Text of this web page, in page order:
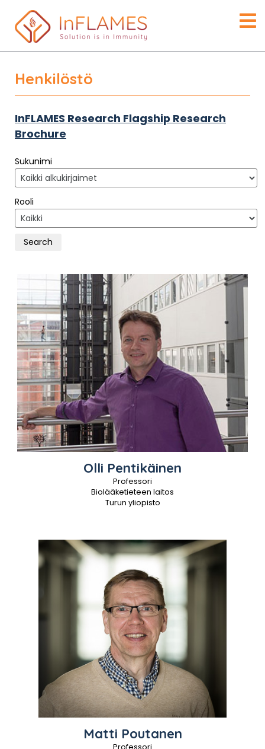
Henkilöstö
InFLAMES Research Flagship Research
Brochure
Sukunimi
Rooli
Search
Olli Pentikäinen
Professori
Biolääketieteen laitos
Turun yliopisto
Matti Poutanen
Professori